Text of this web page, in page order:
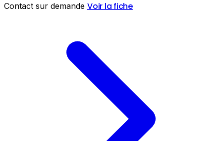
Contact sur demande Voir la fiche